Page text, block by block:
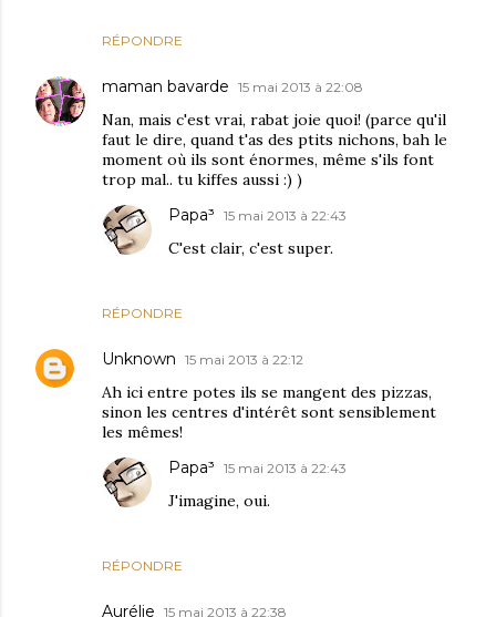
RÉPONDRE
maman bavarde 15 mai 2013 à 22:08
Nan, mais c'est vrai, rabat joie quoi! (parce qu'il
faut le dire, quand t'as des ptits nichons, bah le
moment où ils sont énormes, même s'ils font
trop mal.. tu kiffes aussi :) )
RÉPONDRE
Papa³ 15 mai 2013 à 22:43
C'est clair, c'est super.
Unknown 15 mai 2013 à 22:12
Ah ici entre potes ils se mangent des pizzas,
sinon les centres d'intérêt sont sensiblement
les mêmes!
RÉPONDRE
Papa³ 15 mai 2013 à 22:43
J'imagine, oui.
Aurélie 15 mai 2013 à 22:38